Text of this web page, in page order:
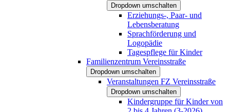
Dropdown umschalten
Erziehungs-, Paar- und
Lebensberatung
Sprachförderung und
Logopädie
Tagespflege für Kinder
Familienzentrum Vereinsstraße
Dropdown umschalten
Veranstaltungen FZ Vereinsstraße
Dropdown umschalten
Kindergruppe für Kinder von